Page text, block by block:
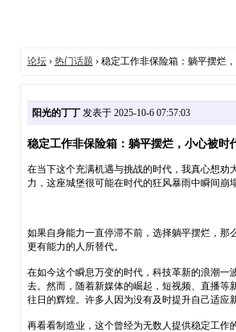
论坛› 热门话题 › 稳定工作非保险箱：躺平摆烂
阳光的丁丁发表于 2025-10-6 07:57:03
稳定工作非保险箱：躺平摆烂，小心被时
在当下这个充满机遇与挑战的时代，我真心想
力，这座城堡很可能在时代的狂风暴雨中瞬间崩塌
如果自身能力一直停滞不前，选择躺平摆烂，那
更有能力的人所替代。
在如今这个瞬息万变的时代，科技革新的浪潮一
去。然而，随着新媒体的崛起，短视频、直播等
往日的辉煌。许多人因为没有及时提升自己适应
再看看制造业，这个曾经为无数人提供稳定工